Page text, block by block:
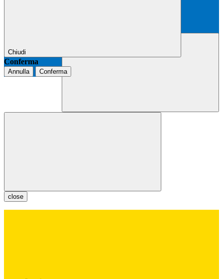
Chiudi
Conferma
Annulla Conferma
close